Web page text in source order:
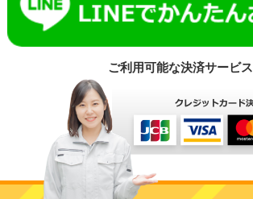
ご利用可能な決済サービス